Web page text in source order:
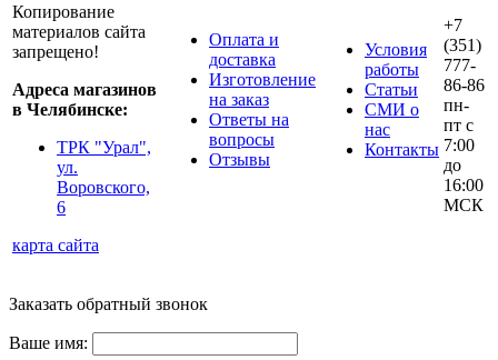
Копирование
материалов сайта
запрещено!
Адреса магазинов
в Челябинске:
ТРК "Урал",
ул.
Воровского,
6
карта сайта
Оплата и
доставка
Изготовление
на заказ
Ответы на
вопросы
Отзывы
Условия
работы
Статьи
СМИ о
нас
Контакты
+7
(351)
777-
86-86
пн-
пт с
7:00
до
16:00
МСК
Заказать обратный звонок
Ваше имя: